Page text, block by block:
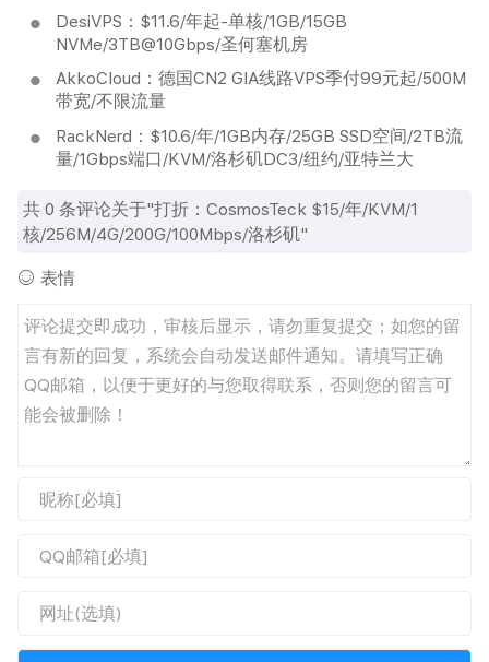
DesiVPS：$11.6/年起-单核/1GB/15GB
NVMe/3TB@10Gbps/圣何塞机房
AkkoCloud：德国CN2 GIA线路VPS季付99元起/500M
带宽/不限流量
RackNerd：$10.6/年/1GB内存/25GB SSD空间/2TB流
量/1Gbps端口/KVM/洛杉矶DC3/纽约/亚特兰大
共0 条评论关于"打折：CosmosTeck $15/年/KVM/1
核/256M/4G/200G/100Mbps/洛杉矶"
表情